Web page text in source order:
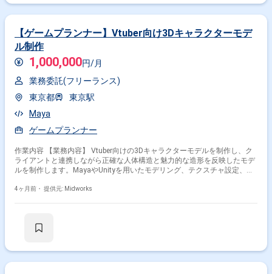
【ゲームプランナー】Vtuber向け3Dキャラクターモデ
ル制作
1,000,000円/月
業務委託(フリーランス)
東京都
東京駅
Maya
ゲームプランナー
作業内容 【業務内容】 Vtuber向けの3Dキャラクターモデルを制作し、ク
ライアントと連携しながら正確な人体構造と魅力的な造形を反映したモデ
ルを制作します。MayaやUnityを用いたモデリング、テクスチャ設定、バ
します。 【作業内容】 ・Mayaを用いたVtuber向け3Dキャラクターモデル
ム内コミュニケーション、Google Driveを用いたデータ共有
4ヶ月前・ 提供元: Midworks